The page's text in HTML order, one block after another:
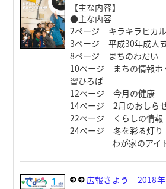
【主な内容】
●主な内容
2ページ キラキラヒカル
3ページ 平成30年成人
8ページ まちのわだい
10ページ まちの情報
習ひろば
12ページ 今月の健康
14ページ 2月のおしら
22ページ くらしの情報
24ページ 冬を彩る灯り
わが家のアイ
広報さよう 2018